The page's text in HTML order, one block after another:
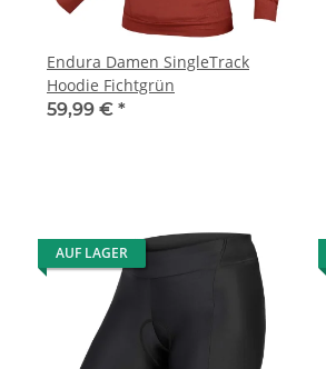
Endura Damen SingleTrack
Hoodie Fichtgrün
59,99 € *
AUF LAGER